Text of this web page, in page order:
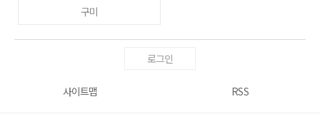
구미
로그인
사이트맵 RSS